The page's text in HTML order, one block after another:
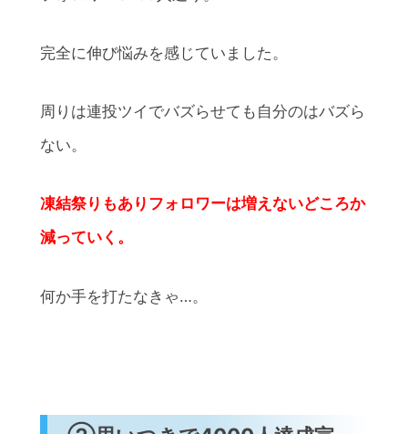
完全に伸び悩みを感じていました。
周りは連投ツイでバズらせても自分のはバズら
ない。
凍結祭りもありフォロワーは増えないどころか
減っていく。
何か手を打たなきゃ…。